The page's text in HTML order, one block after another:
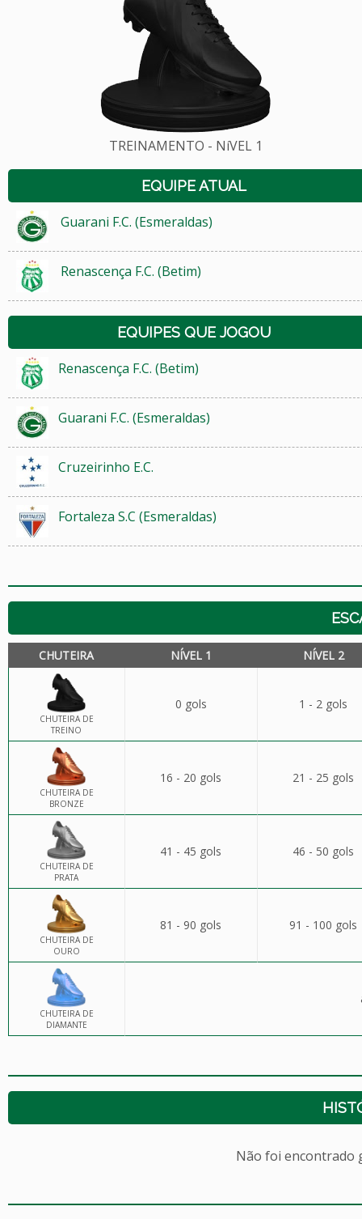
TREINAMENTO - NíVEL 1
EQUIPE ATUAL
Guarani F.C. (Esmeraldas)
Renascença F.C. (Betim)
EQUIPES QUE JOGOU
Renascença F.C. (Betim)
Guarani F.C. (Esmeraldas)
Cruzeirinho E.C.
Fortaleza S.C (Esmeraldas)
CHUTEIRA NÍVEL 1 NÍVEL 2
CHUTEIRA DE
TREINO
0 gols 1 - 2 gols
CHUTEIRA DE
BRONZE
16 - 20 gols 21 - 25 gols
CHUTEIRA DE
PRATA
41 - 45 gols 46 - 50 gols
CHUTEIRA DE
OURO
81 - 90 gols 91 - 100 gols
CHUTEIRA DE
DIAMANTE
Não foi encontrado